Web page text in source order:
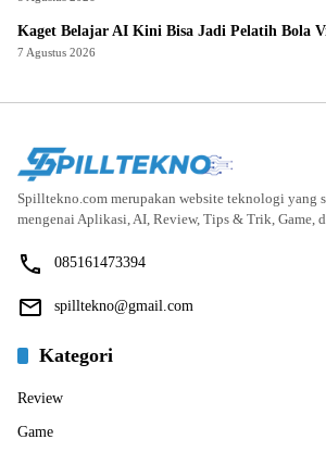
Kaget Belajar AI Kini Bisa Jadi Pelatih Bola
7 Agustus 2026
Spilltekno.com merupakan website teknologi yang
mengenai Aplikasi, AI, Review, Tips & Trik, Game,
085161473394
spilltekno@gmail.com
Kategori
Review
Game